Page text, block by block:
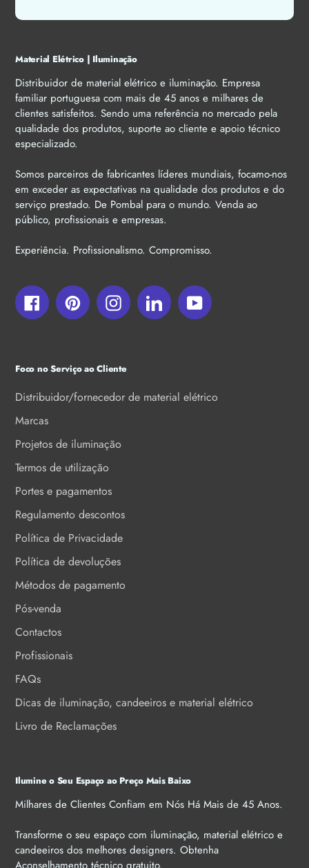
Material Elétrico | Iluminação
Distribuidor de material elétrico e iluminação. Empresa
familiar portuguesa com mais de 45 anos e milhares de
clientes satisfeitos. Sendo uma referência no mercado pela
qualidade dos produtos, suporte ao cliente e apoio técnico
especializado.
Somos parceiros de fabricantes líderes mundiais, focamo-nos
em exceder as expectativas na qualidade dos produtos e do
serviço prestado. De Pombal para o mundo. Venda ao
público, profissionais e empresas.
Experiência. Profissionalismo. Compromisso.
FacebookPinterestInstagramLinkedInYouTube
Foco no Serviço ao Cliente
Distribuidor/fornecedor de material elétrico
Marcas
Projetos de iluminação
Termos de utilização
Portes e pagamentos
Regulamento descontos
Política de Privacidade
Política de devoluções
Métodos de pagamento
Pós-venda
Contactos
Profissionais
FAQs
Dicas de iluminação, candeeiros e material elétrico
Livro de Reclamações
Ilumine o Seu Espaço ao Preço Mais Baixo
Milhares de Clientes Confiam em Nós Há Mais de 45 Anos.
Transforme o seu espaço com iluminação, material elétrico e
candeeiros dos melhores designers. Obtenha